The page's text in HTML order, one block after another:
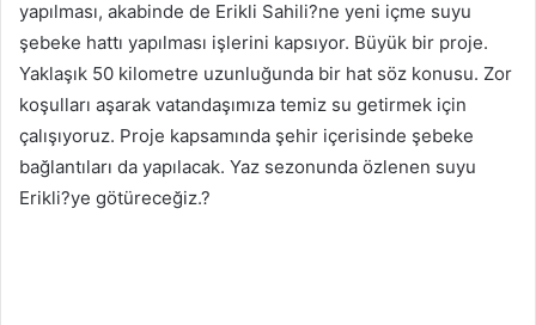
yapılması, akabinde de Erikli Sahili?ne yeni içme suyu
şebeke hattı yapılması işlerini kapsıyor. Büyük bir proje.
Yaklaşık 50 kilometre uzunluğunda bir hat söz konusu. Zor
koşulları aşarak vatandaşımıza temiz su getirmek için
çalışıyoruz. Proje kapsamında şehir içerisinde şebeke
bağlantıları da yapılacak. Yaz sezonunda özlenen suyu
Erikli?ye götüreceğiz.?